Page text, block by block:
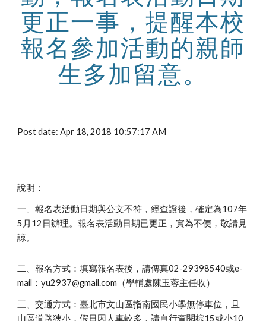
更正一事，提醒本校
報名參加活動的親師
生多加留意。
Post date: Apr 18, 2018 10:57:17 AM
說明：
一、報名表活動日期與公文不符，經查證後，確定為107年
5月12日辦理。報名表活動日期已更正，實為不便，敬請見
諒。
二、報名方式：填寫報名表後，請傳真02-29398540或e-
mail：yu2937@gmail.com（學輔處陳玉蓉主任收）
三、交通方式：臺北市文山區指南國民小學無停車位，且
山區道路狹小，假日因人車較多，請自行查閱棕15或小10